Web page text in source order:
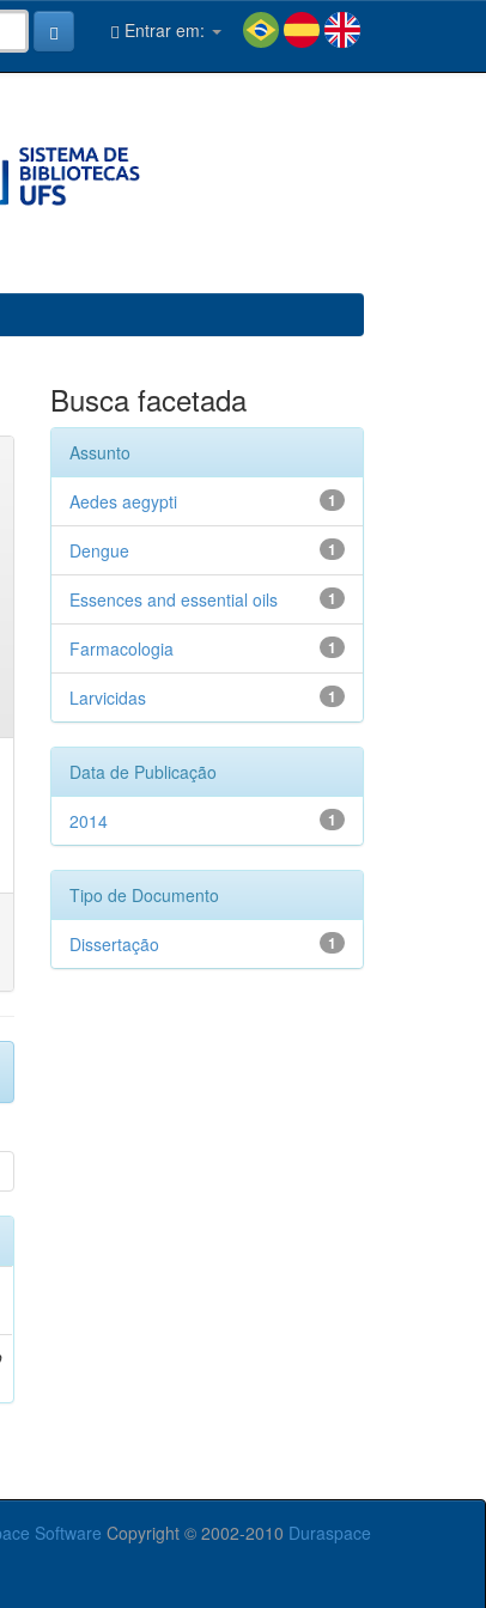
Entrar em:
Busca facetada
Assunto
1
Aedes aegypti
1
Dengue
1
Essences and essential oils
1
Farmacologia
1
Larvicidas
Data de Publicação
1
2014
Tipo de Documento
1
Dissertação
Software Copyright © 2002-2010 Duraspace